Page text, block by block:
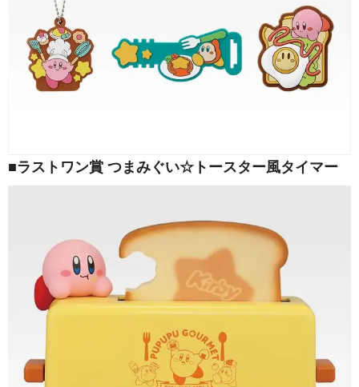
■ラストワン賞 つまみぐい☆トースター風タイマー